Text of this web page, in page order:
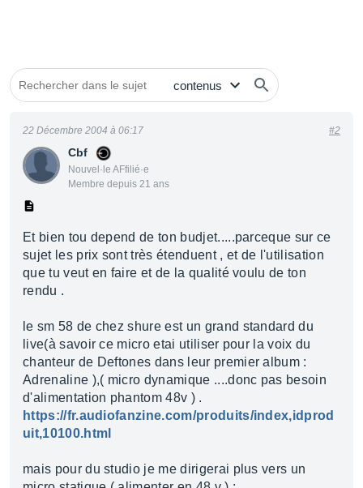
Cbf
Nouvel·le AFfilié·e
Membre depuis 21 ans
22 Décembre 2004 à 06:17 #2
Et bien tou depend de ton budjet.....parceque sur ce
sujet les prix sont très étenduent , et de l'utilisation
que tu veut en faire et de la qualité voulu de ton
rendu .
le sm 58 de chez shure est un grand standard du
live(à savoir ce micro etai utiliser pour la voix du
chanteur de Deftones dans leur premier album :
Adrenaline ),( micro dynamique ....donc pas besoin
d'alimentation phantom 48v ) .
https://fr.audiofanzine.com/produits/index,idprod
uit,10100.html
mais pour du studio je me dirigerai plus vers un